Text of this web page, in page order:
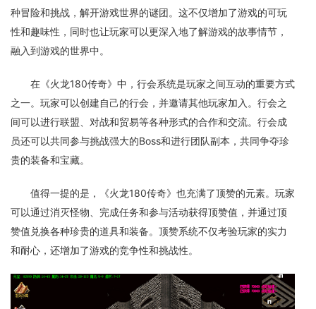
种冒险和挑战，解开游戏世界的谜团。这不仅增加了游戏的可玩
性和趣味性，同时也让玩家可以更深入地了解游戏的故事情节，
融入到游戏的世界中。
在《火龙180传奇》中，行会系统是玩家之间互动的重要方式
之一。玩家可以创建自己的行会，并邀请其他玩家加入。行会之
间可以进行联盟、对战和贸易等各种形式的合作和交流。行会成
员还可以共同参与挑战强大的Boss和进行团队副本，共同争夺珍
贵的装备和宝藏。
值得一提的是，《火龙180传奇》也充满了顶赞的元素。玩家
可以通过消灭怪物、完成任务和参与活动获得顶赞值，并通过顶
赞值兑换各种珍贵的道具和装备。顶赞系统不仅考验玩家的实力
和耐心，还增加了游戏的竞争性和挑战性。